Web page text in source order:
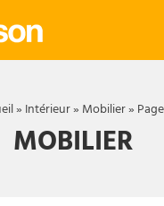
» Intérieur» Mobilier»
MOBILIER